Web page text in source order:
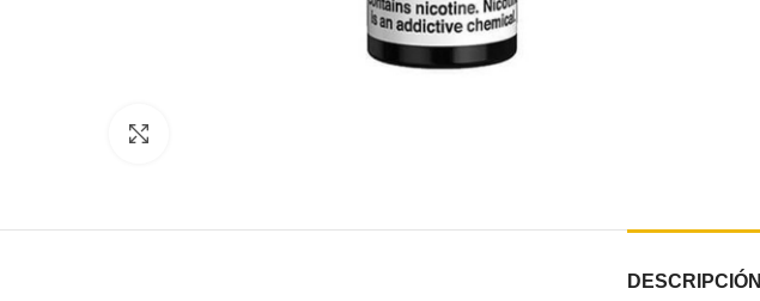
DESCRIPCIÓN